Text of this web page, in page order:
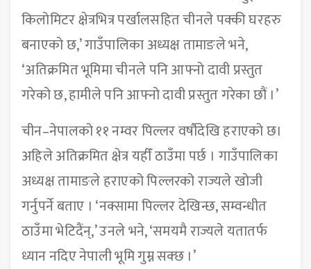
किलोमिटर क्षेत्रभित्र पर्खालसहित चीनले पक्की घरहरु
बनाएको छ,’ गाउँपालिका अध्यक्ष तामाङले भने,
‘अतिक्रमित भूमिमा चीनले पनि आफ्नो दावी प्रस्तुत
गरेको छ, हामीले पनि आफ्नो दावी प्रस्तुत गरेका छौं ।’
चीन–नेपालको ११ नम्वर पिल्लर वर्षौदेखि हराएको छ।
अहिले अतिक्रमित क्षेत्र यहीँ ठाउँमा पर्छ । गाउँपालिका
अध्यक्ष तामाङले हराएको पिल्लरको राज्यले खोजी
गर्नुपर्ने बताए । ‘नक्सामा पिल्लर देखिन्छ, सम्वन्धीत
ठाउँमा भेटिदैंन्,’ उनले भने, ‘समयमै राज्यले यतातर्फ
ध्यान नदिए नेपाली भूमि गुम्न सक्छ ।’